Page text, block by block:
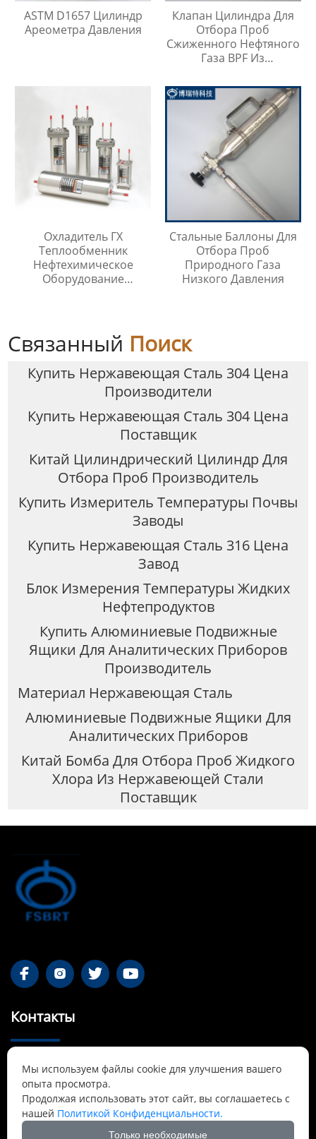
ASTM D1657 Цилиндр
Ареометра Давления
Клапан Цилиндра Для
Отбора Проб
Сжиженного Нефтяного
Газа BPF Из
Охладитель ГХ
Теплообменник
Нефтехимическое
Оборудование
Стальные Баллоны Для
Отбора Проб
Природного Газа
Низкого Давления
Связанный Поиск
Купить Нержавеющая Сталь 304 Цена
Производители
Купить Нержавеющая Сталь 304 Цена
Поставщик
Китай Цилиндрический Цилиндр Для
Отбора Проб Производитель
Купить Измеритель Температуры Почвы
Заводы
Купить Нержавеющая Сталь 316 Цена
Завод
Блок Измерения Температуры Жидких
Нефтепродуктов
Купить Алюминиевые Подвижные
Ящики Для Аналитических Приборов
Производитель
Материал Нержавеющая Сталь
Алюминиевые Подвижные Ящики Для
Аналитических Приборов
Китай Бомба Для Отбора Проб Жидкого
Хлора Из Нержавеющей Стали
Поставщик
   
Контакты

55-1 Qianjin Road, район Синьфу, Фушунь,
Ляонин
 Cnbrtsummer@gmail.com
Мы используем файлы cookie для улучшения вашего
опыта просмотра.
Продолжая использовать этот сайт, вы соглашаетесь с
нашей Политикой Конфиденциальности.
Только необходимые